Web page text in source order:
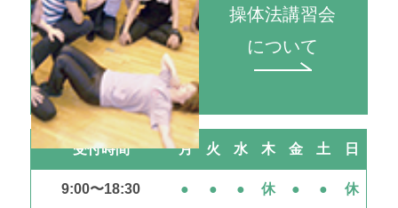
操体法講習会
について
受付時間 月 火 水 木 金 土 日
9:00〜18:30 ● ● ● 休 ● ● 休